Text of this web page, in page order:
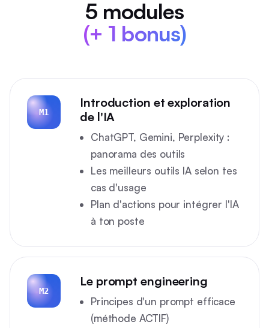
5 modules
(+ 1 bonus)
M1
Introduction et exploration
de l'IA
ChatGPT, Gemini, Perplexity :
panorama des outils
Les meilleurs outils IA selon tes
cas d'usage
Plan d'actions pour intégrer l'IA
à ton poste
M2
Le prompt engineering
Principes d'un prompt efficace
(méthode ACTIF)